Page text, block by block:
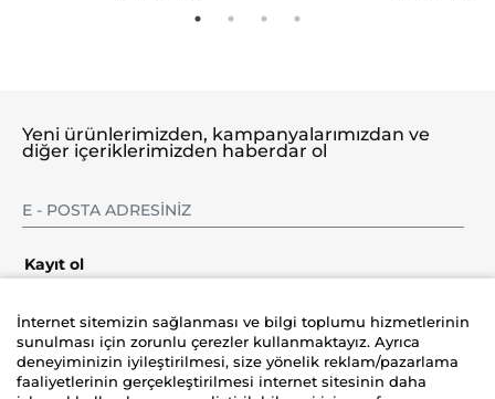
Şirket
Yeni ürünlerimizden, kampanyalarımızdan ve
diğer içeriklerimizden haberdar ol
Kayıt ol
İnternet sitemizin sağlanması ve bilgi toplumu hizmetlerinin
sunulması için zorunlu çerezler kullanmaktayız. Ayrıca
deneyiminizin iyileştirilmesi, size yönelik reklam/pazarlama
faaliyetlerinin gerçekleştirilmesi internet sitesinin daha